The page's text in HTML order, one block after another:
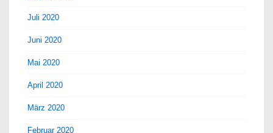
Juli 2020
Juni 2020
Mai 2020
April 2020
März 2020
Februar 2020